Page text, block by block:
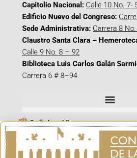
Capitolio Nacional: Calle 10 No. 7-
Edificio Nuevo del Congreso:
Sede Administrativa: Carrera 8
Claustro Santa Clara –
Calle 9 No. 8 – 92
Biblioteca Luis Carlos Galán
Carrera 6 # 8–94
Señal en Vivo
Facebook_@CamaraColombia
Instagram_@CamaraColombia